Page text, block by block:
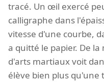
tracé. Un œil exercé
calligraphe dans
vitesse d'une courbe,
a quitté le papier. De
d'arts martiaux voit
élève bien plus qu'une